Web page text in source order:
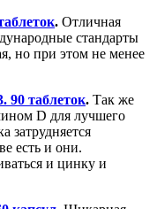
. Отличная
стандарты
но при этом не менее
таблеток. Так же
D для лучшего
затрудняется
есть и они.
и цинку и